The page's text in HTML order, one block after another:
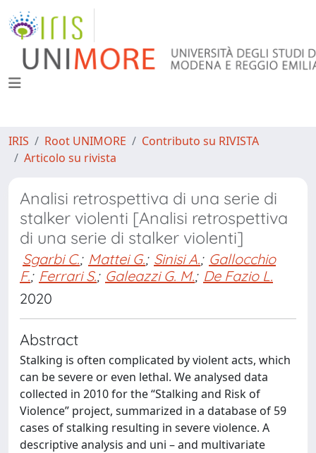
IRIS Root UNIMORE
Contributo su RIVISTA
Articolo su rivista
Analisi retrospettiva di una serie di
stalker violenti [Analisi retrospettiva
di una serie di stalker violenti]
Sgarbi C.; Mattei G.; Sinisi A.; Gallocchio
F.; Ferrari S.; Galeazzi G. M.; De Fazio L.
2020
Abstract
Stalking is often complicated by violent acts, which
can be severe or even lethal. We analysed data
collected in 2010 for the “Stalking and Risk of
Violence” project, summarized in a database of 59
cases of stalking resulting in severe violence. A
descriptive analysis and uni – and multivariate